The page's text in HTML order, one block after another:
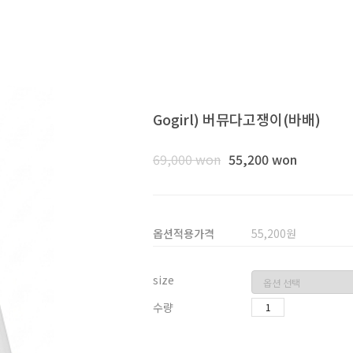
Gogirl) 버뮤다고쟁이(바배)
69,000 won 55,200 won
옵션적용가격 55,200원
size
수량